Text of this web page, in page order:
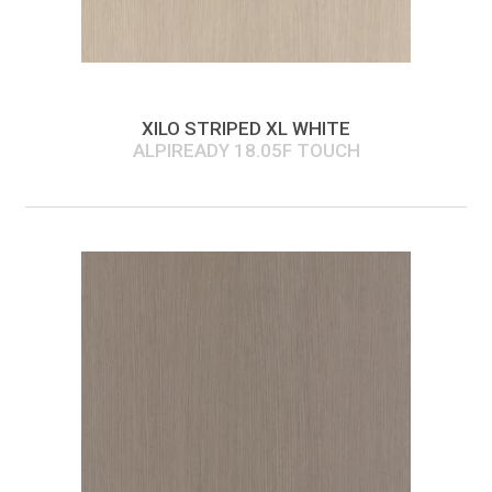
XILO STRIPED XL WHITE
ALPIREADY 18.05F TOUCH